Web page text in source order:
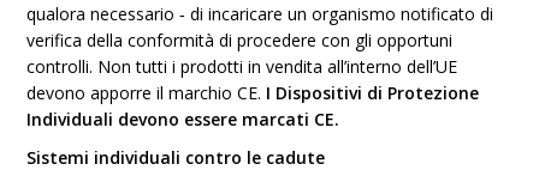
qualora necessario ‐ di incaricare un organismo notificato di
verifica della conformità di procedere con gli opportuni
controlli. Non tutti i prodotti in vendita all’interno dell’UE
devono apporre il marchio CE. I Dispositivi di Protezione
Individuali devono essere marcati CE.
Sistemi individuali contro le cadute